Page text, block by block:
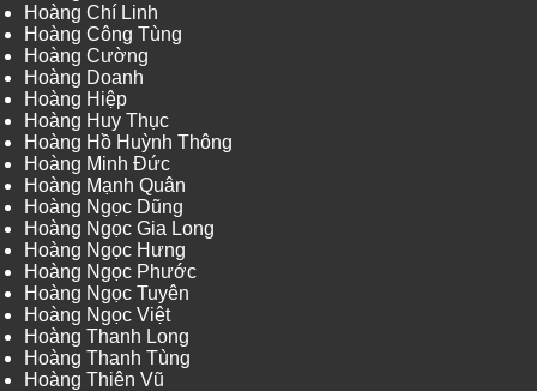
Hoàng Chí Linh
Hoàng Công Tùng
Hoàng Cường
Hoàng Doanh
Hoàng Hiệp
Hoàng Huy Thục
Hoàng Hồ Huỳnh Thông
Hoàng Minh Đức
Hoàng Mạnh Quân
Hoàng Ngọc Dũng
Hoàng Ngọc Gia Long
Hoàng Ngọc Hưng
Hoàng Ngọc Phước
Hoàng Ngọc Tuyên
Hoàng Ngọc Việt
Hoàng Thanh Long
Hoàng Thanh Tùng
Hoàng Thiên Vũ